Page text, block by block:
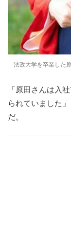
法政大学を卒業した
「原田さんは入
られていました
だ。